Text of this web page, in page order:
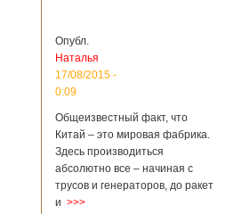
северо-западе
Китая. Об этом
сообщает
агентство Синьхуа,
Синьцзянский
институт
археологии и
культурных
реликвий. Площадь
участка, на
котором добывали
Опубл.
Наталья
17/08/2015 -
0:09
Общеизвестный факт, что
Китай – это мировая фабрика.
Здесь производиться
абсолютно все – начиная с
трусов и генераторов, до ракет
и >>>